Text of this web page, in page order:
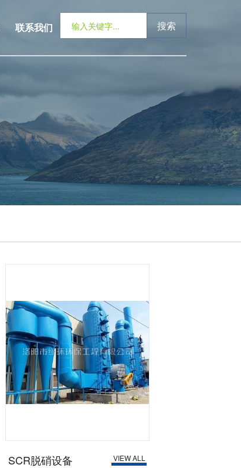
联系我们 搜索
SCR脱硝设备 VIEW ALL